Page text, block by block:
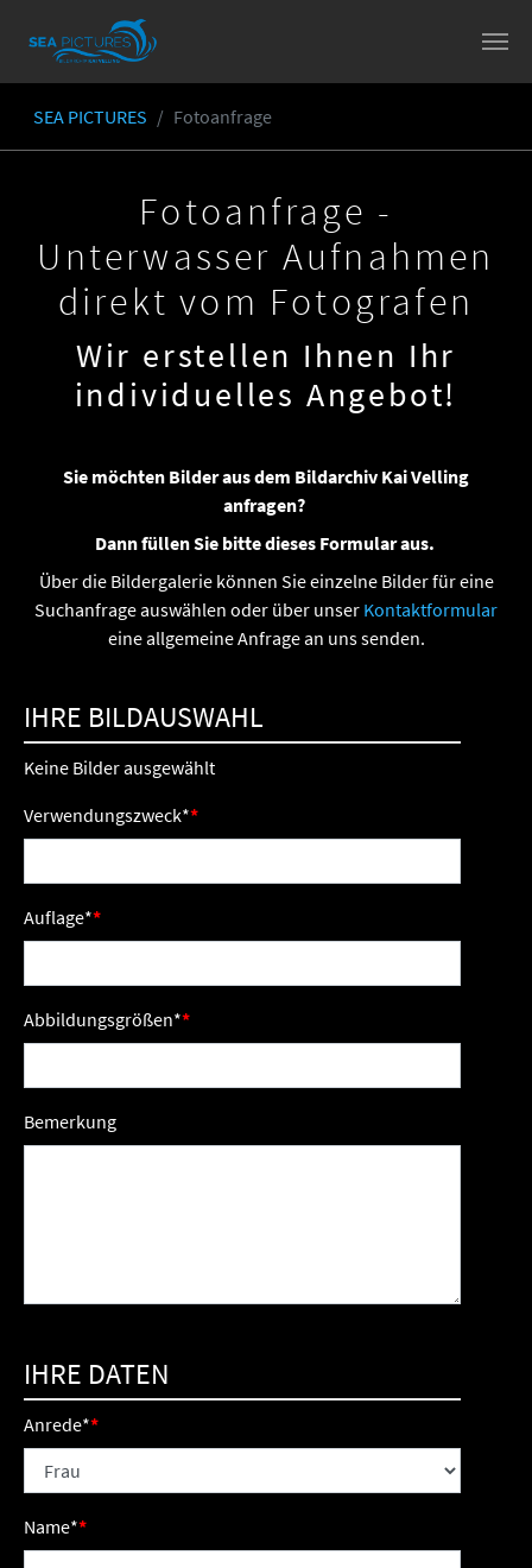
Skip to main content
You are here:
SEA PICTURES Fotoanfrage
Fotoanfrage -
Unterwasser Aufnahmen
direkt vom Fotografen
Wir erstellen Ihnen Ihr
individuelles Angebot!
Sie möchten Bilder aus dem Bildarchiv Kai Velling
anfragen?
Dann füllen Sie bitte dieses Formular aus.
Über die Bildergalerie können Sie einzelne Bilder für eine
Suchanfrage auswählen oder über unser Kontaktformular
eine allgemeine Anfrage an uns senden.
IHRE BILDAUSWAHL
Keine Bilder ausgewählt
Verwendungszweck*
Auflage*
Abbildungsgrößen*
Bemerkung
IHRE DATEN
Anrede*
Name*